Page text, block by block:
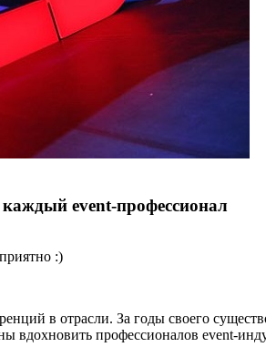
event-профессионал
:)
в отрасли. За годы своего
вдохновить профессионалов event-